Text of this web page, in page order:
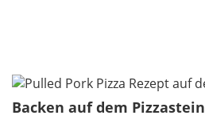
Backen auf dem Pizzastein